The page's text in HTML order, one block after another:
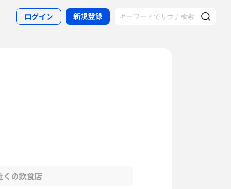
ログイン 新規登録
くの飲食店